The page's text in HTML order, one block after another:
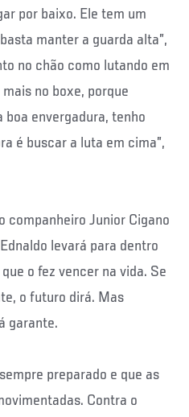
por baixo. Ele tem um
manter a guarda alta”,
no chão como lutando em
no boxe, porque
envergadura, tenho
é buscar a luta em cima”,
companheiro Junior Cigano
levará para dentro
o fez vencer na vida. Se
o futuro dirá. Mas
garante.
preparado e que as
Contra o